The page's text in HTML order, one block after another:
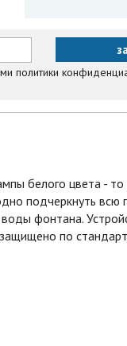
политики
белого цвета -
подчеркнуть всю
фонтана.
по